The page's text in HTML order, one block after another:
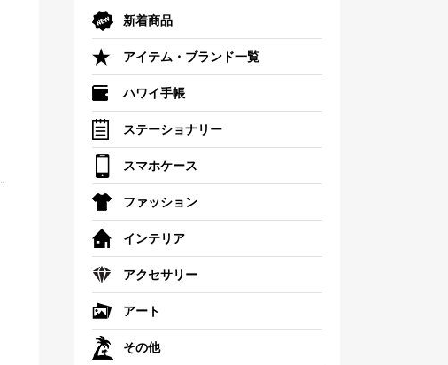
新着商品
アイテム・ブランド一覧
ハワイ手帳
ステーショナリー
スマホケース
ファッション
インテリア
アクセサリー
アート
その他